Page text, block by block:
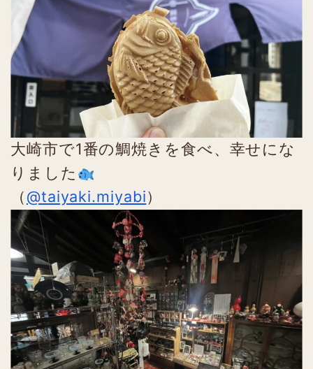
大崎市で1番の鯛焼きを食べ、幸せにな
りました
（@taiyaki.miyabi）